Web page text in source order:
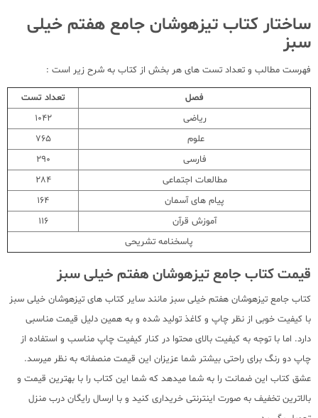
ساختار کتاب تیزهوشان جامع هفتم خیلی
سبز
فهرست مطالب و تعداد تست های هر بخش از کتاب به شرح زیر است :
فصل
تعداد تست
ریاضی
1042
علوم
765
فارسی
290
مطالعات اجتماعی
284
پیام های آسمان
164
آموزش قرآن
116
پاسخنامه تشریحی
قیمت کتاب جامع تیزهوشان هفتم خیلی سبز
کتاب جامع تیزهوشان هفتم خیلی سبز مانند سایر کتاب های تیزهوشان خیلی سبز
با کیفیت خوبی از نظر چاپ و کاغذ تولید شده و به همین دلیل قیمت مناسبی
دارد. اما با توجه به کیفیت بالای محتوا در کنار کیفیت چاپ مناسب و استفاده از
چاپ دو رنگ برای راحتی بیشتر شما عزیزان این قیمت منصفانه به نظر میرسد.
عشق کتاب این ضمانت را به شما میدهد که شما این کتاب را با بهترین قیمت و
بالاترین تخفیف به صورت اینترنتی خریداری کنید و با ارسال رایگان درب منزل